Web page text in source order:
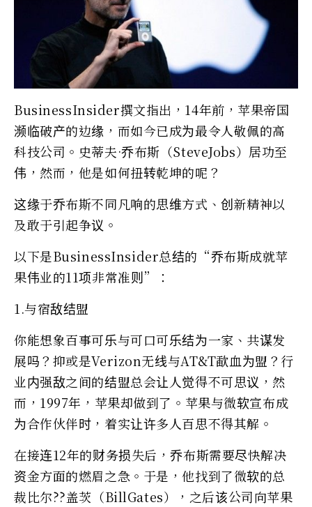
BusinessInsider撰文指出，14年前，苹果帝国
濒临破产的边缘，而如今已成为最令人敬佩的高
科技公司。史蒂夫·乔布斯（SteveJobs）居功至
伟，然而，他是如何扭转乾坤的呢？
这缘于乔布斯不同凡响的思维方式、创新精神以
及敢于引起争议。
以下是BusinessInsider总结的“乔布斯成就苹
果伟业的11项非常准则”：
1.与宿敌结盟
你能想象百事可乐与可口可乐结为一家、共谋发
展吗？抑或是Verizon无线与AT&T歃血为盟？行
业内强敌之间的结盟总会让人觉得不可思议，然
而，1997年，苹果却做到了。苹果与微软宣布成
为合作伙伴时，着实让许多人百思不得其解。
在接连12年的财务损失后，乔布斯需要尽快解决
资金方面的燃眉之急。于是，他找到了微软的总
裁比尔??盖茨（BillGates），之后该公司向苹果